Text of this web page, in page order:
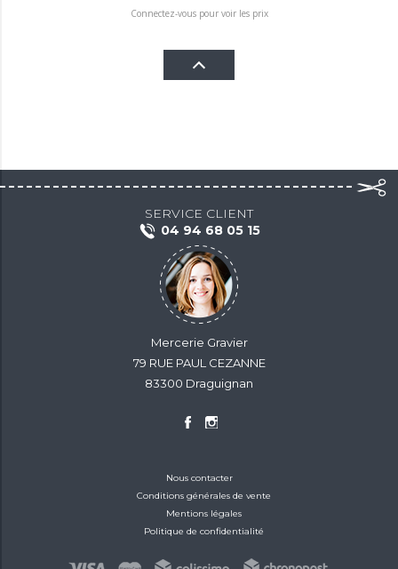
Connectez-vous pour voir les prix
SERVICE CLIENT
04 94 68 05 15
Mercerie Gravier
79 RUE PAUL CEZANNE
83300 Draguignan
Nous contacter
Conditions générales de vente
Mentions légales
Politique de confidentialité